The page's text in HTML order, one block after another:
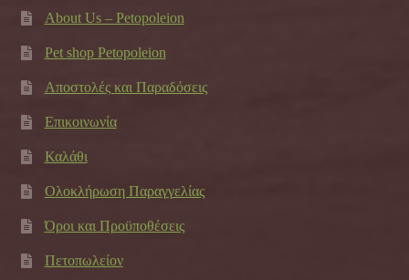
About Us – Petopoleion
Pet shop Petopoleion
Αποστολές και Παραδόσεις
Επικοινωνία
Καλάθι
Ολοκλήρωση Παραγγελίας
Όροι και Προϋποθέσεις
Πετοπωλείον